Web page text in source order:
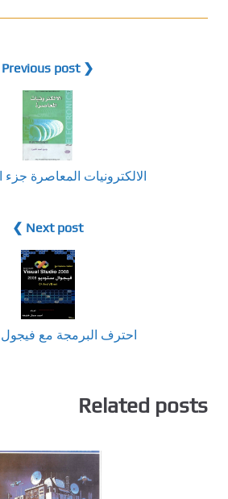
❮ Previous post
الالكترونيات المعاصرة جزء
Next post ❯
احترف البرمجة مع فيجول
Related posts